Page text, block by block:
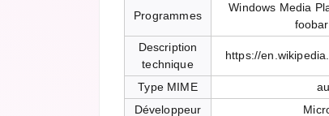
Programmes
Windows Media
Description
technique
https://
Type MIME
Développeur